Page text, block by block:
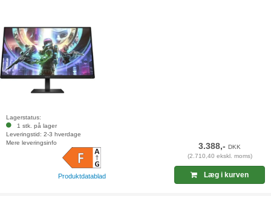
Lagerstatus:
1 stk. på lager
Leveringstid: 2-3 hverdage
Mere leveringsinfo
Produktdatablad
3.388,-DKK
(2.710,40 ekskl. moms)
Læg i kurven